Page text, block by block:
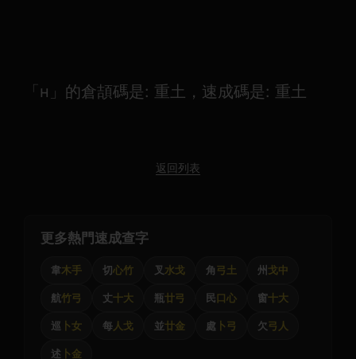
「н」的倉頡碼是: 重土，速成碼是: 重土
返回列表
更多熱門速成查字
韋木手 切心竹 叉 水戈 角弓土 州 戈中
航竹弓 丈十大 瓶廿弓 民口心 窗十大
巡 卜女 每人戈 並廿金 處 卜弓 欠弓人
述 卜金